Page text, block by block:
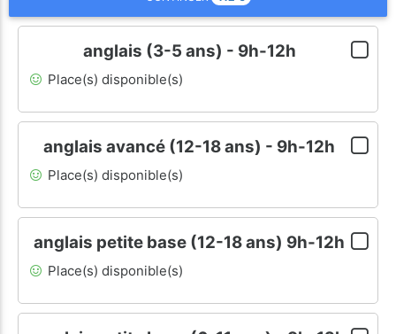
anglais (3-5 ans) - 9h-12h
Place(s) disponible(s)
anglais avancé (12-18 ans) - 9h-12h
Place(s) disponible(s)
anglais petite base (12-18 ans) 9h-12h
Place(s) disponible(s)